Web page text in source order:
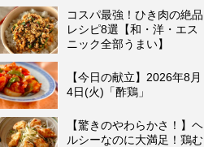
コスパ最強！ひき肉の絶品
レシピ8選【和・洋・エス
ニック全部うまい】
【今日の献立】2026年8月
4日(火)「酢鶏」
【驚きのやわらかさ！】ヘ
ルシーなのに大満足！鶏む